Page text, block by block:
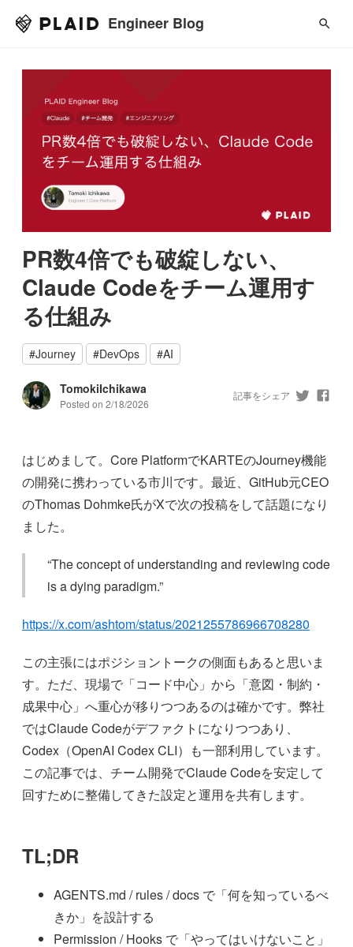
Engineer Blog
PR数4倍でも破綻しない、
Claude Codeをチーム運用す
る仕組み
#Journey #DevOps #AI
TomokiIchikawa
Posted on 2/18/2026
記事をシェア
はじめまして。Core PlatformでKARTEのJourney機能
の開発に携わっている市川です。最近、GitHub元CEO
のThomas Dohmke氏がXで次の投稿をして話題になり
ました。
“The concept of understanding and reviewing code
is a dying paradigm.”
https://x.com/ashtom/status/2021255786966708280
この主張にはポジショントークの側面もあると思いま
す。ただ、現場で「コード中心」から「意図・制約・
成果中心」へ重心が移りつつあるのは確かです。弊社
ではClaude Codeがデファクトになりつつあり、
Codex（OpenAI Codex CLI）も一部利用しています。
この記事では、チーム開発でClaude Codeを安定して
回すために整備してきた設定と運用を共有します。
TL;DR
AGENTS.md / rules / docs で「何を知っているべ
きか」を設計する
Permission / Hooks で「やってはいけないこと」